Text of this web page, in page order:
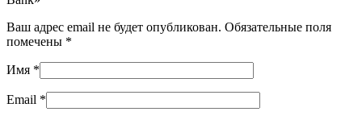
Ваш адрес email не будет опубликован. Обязательные поля
помечены *
Имя *
Email *